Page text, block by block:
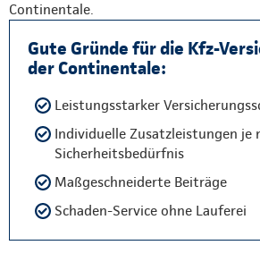
Continentale.
Gute Gründe für die Kfz-
der Continentale:
Leistungsstarker
Individuelle Zusatzleistungen je
Sicherheitsbedürfnis
Maßgeschneiderte Beiträge
Schaden-Service ohne Lauferei